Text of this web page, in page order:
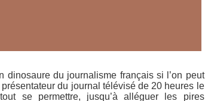
dinosaure du journalisme français si l’on peut
du journal télévisé de 20 heures le
se permettre, jusqu’à alléguer les pires